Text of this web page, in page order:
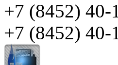
+7 (8452) 40-
+7 (8452) 40-